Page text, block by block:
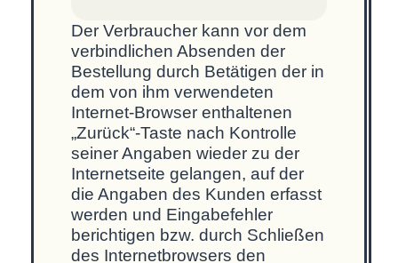
Der Verbraucher kann vor dem
verbindlichen Absenden der
Bestellung durch Betätigen der in
dem von ihm verwendeten
Internet-Browser enthaltenen
„Zurück“-Taste nach Kontrolle
seiner Angaben wieder zu der
Internetseite gelangen, auf der
die Angaben des Kunden erfasst
werden und Eingabefehler
berichtigen bzw. durch Schließen
des Internetbrowsers den